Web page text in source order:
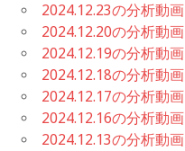
2024.12.23の分析動画
2024.12.20の分析動画
2024.12.19の分析動画
2024.12.18の分析動画
2024.12.17の分析動画
2024.12.16の分析動画
2024.12.13の分析動画